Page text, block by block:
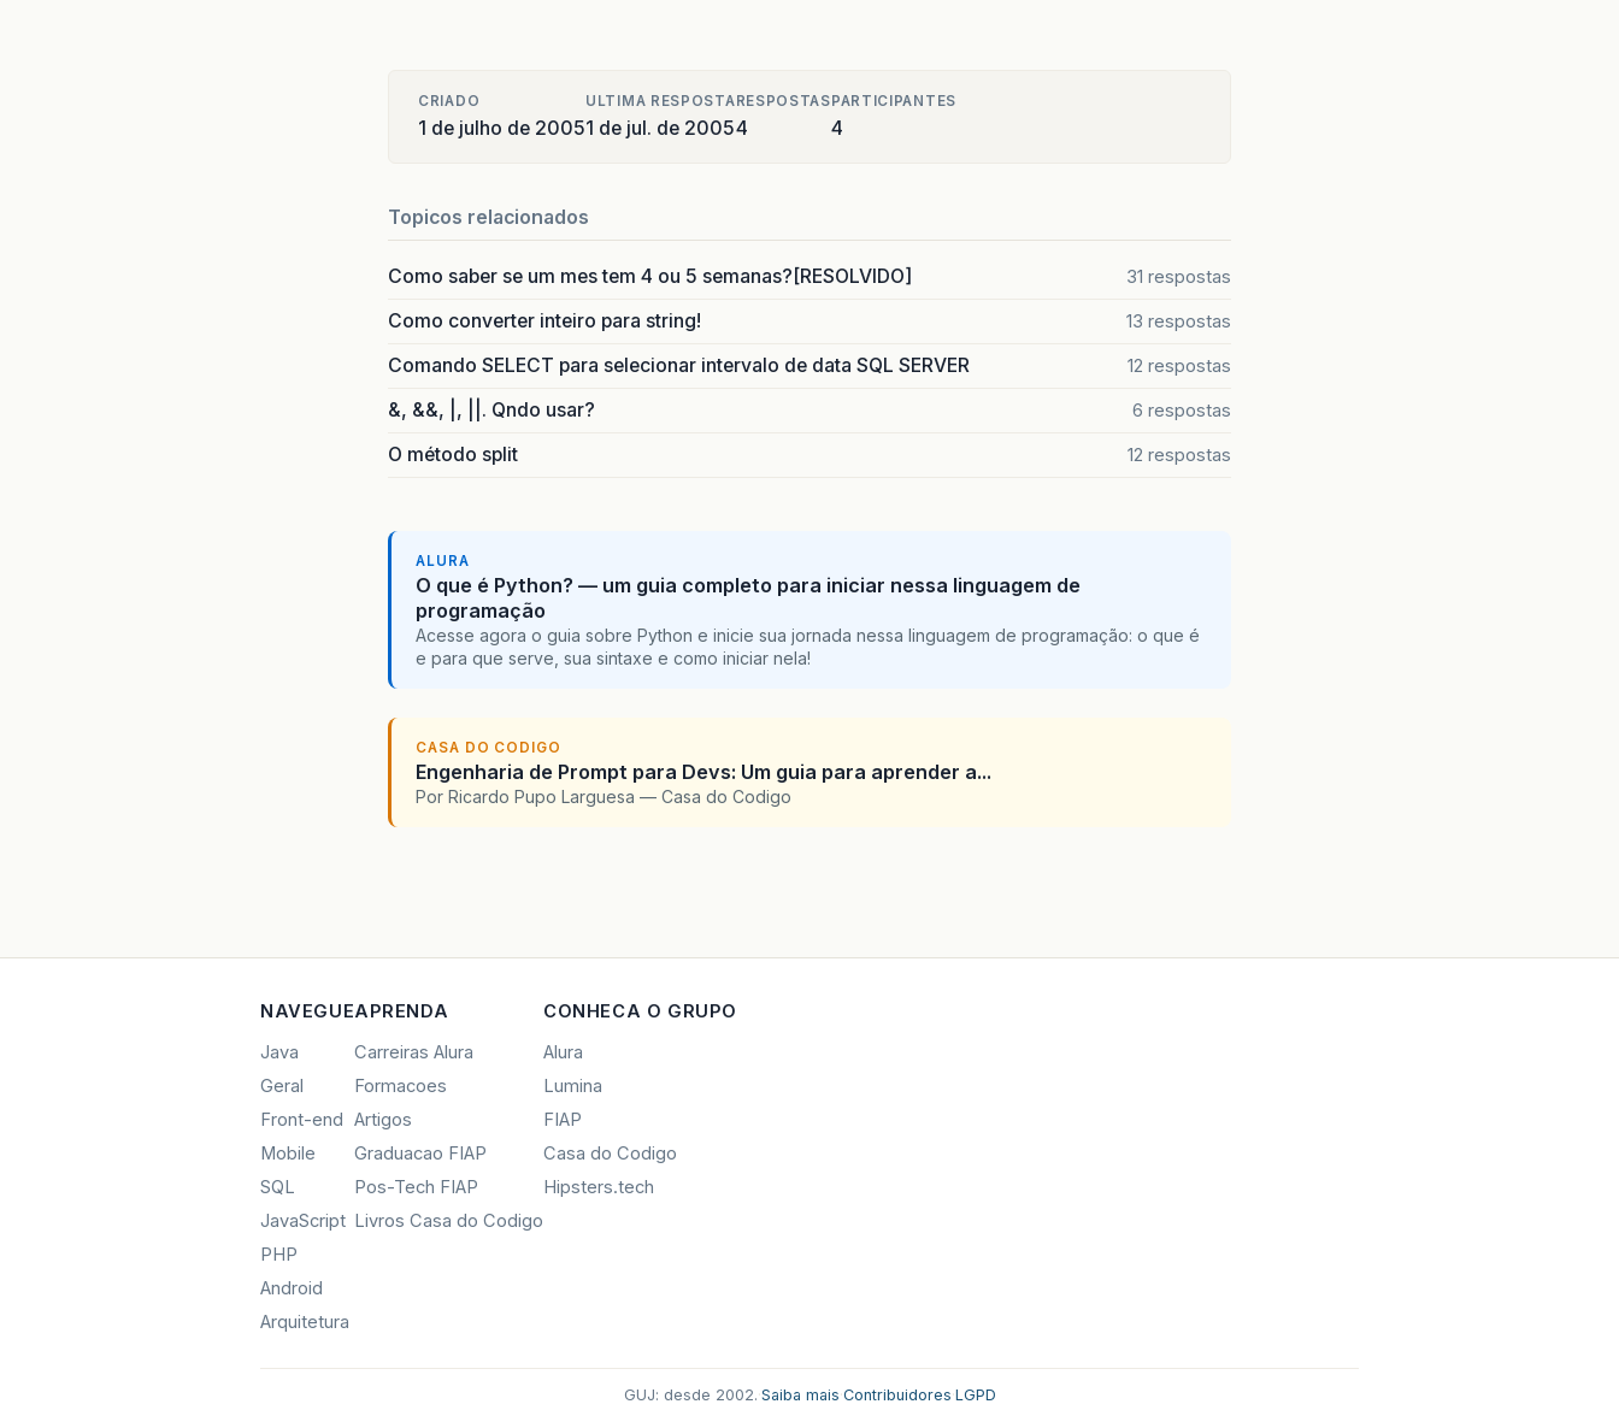
CRIADO
1 de julho de 2005
ULTIMA RESPOSTA
1 de jul. de 2005
RESPOSTAS
4
PARTICIPANTES
4
Topicos relacionados
Como saber se um mes tem 4 ou 5 semanas?[RESOLVIDO] 31 respostas
Como converter inteiro para string! 13 respostas
Comando SELECT para selecionar intervalo de data SQL SERVER 12 respostas
&, &&, |, ||. Qndo usar? 6 respostas
O método split 12 respostas
ALURA
O que é Python? — um guia completo para iniciar nessa linguagem de
programação
Acesse agora o guia sobre Python e inicie sua jornada nessa linguagem de programação: o que é
e para que serve, sua sintaxe e como iniciar nela!
CASA DO CODIGO
Engenharia de Prompt para Devs: Um guia para aprender a...
Por Ricardo Pupo Larguesa — Casa do Codigo
NAVEGUE
Java
Geral
Front-end
Mobile
SQL
JavaScript
PHP
Android
Arquitetura
APRENDA
Carreiras Alura
Formacoes
Artigos
Graduacao FIAP
Pos-Tech FIAP
Livros Casa do Codigo
CONHECA O GRUPO
Alura
Lumina
FIAP
Casa do Codigo
Hipsters.tech
GUJ: desde 2002.·Saiba mais·Contribuidores·LGPD